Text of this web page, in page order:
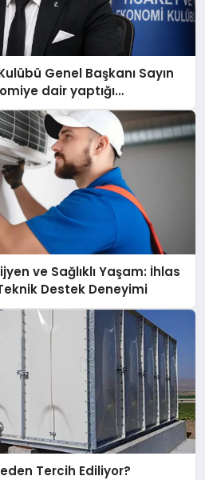
Genel Başkanı Sayın
dair yaptığı
ve Sağlıklı Yaşam: İhlas
Destek Deneyimi
Tercih Ediliyor?